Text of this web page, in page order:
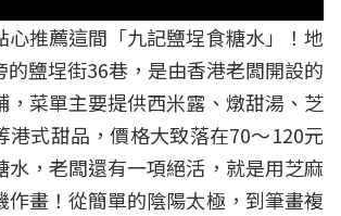
心推薦這間「九記鹽埕食糖水」！地
的鹽埕街36巷，是由香港老闆開設的
，菜單主要提供西米露、燉甜湯、芝
港式甜品，價格大致落在70～120元
水，老闆還有一項絕活，就是用芝麻
作畫！從簡單的陰陽太極，到筆畫複